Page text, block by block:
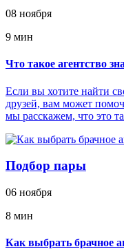
08 ноября
9 мин
Что такое агентство
Если вы хотите найти
друзей, вам может
мы расскажем, что это
Подбор пары
06 ноября
8 мин
Как выбрать брачное